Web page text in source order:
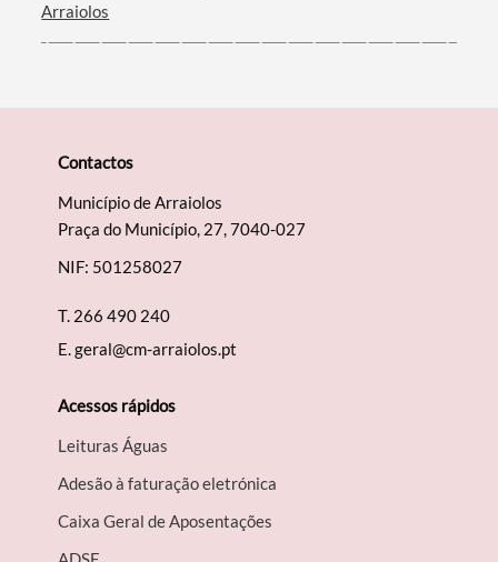
Arraiolos
Contactos
Município de Arraiolos
Praça do Município, 27, 7040-027
NIF: 501258027
T. 266 490 240
E.geral@cm-arraiolos.pt
Acessos rápidos
Leituras Águas
Adesão à faturação eletrónica
Caixa Geral de Aposentações